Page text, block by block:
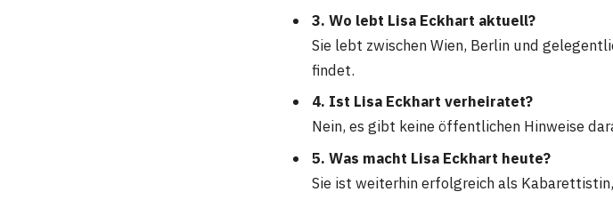
3. Wo lebt Lisa Eckhart aktuell?
Sie lebt zwischen Wien, Berlin und
findet.
4. Ist Lisa Eckhart verheiratet?
Nein, es gibt keine öffentlichen Hinweise
5. Was macht Lisa Eckhart heute?
Sie ist weiterhin erfolgreich als